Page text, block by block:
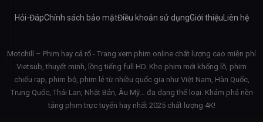
Hỏi-ĐápChính sách bảo mậtĐiều khoản sử dụngGiới thiệu Liên hệ
Motchill – Phim hay cả rổ - Trang xem phim online chất lượng cao miễn phí
Vietsub, thuyết minh, lồng tiếng full HD. Kho phim mới khổng lồ, phim
chiếu rạp, phim bộ, phim lẻ từ nhiều quốc gia như Việt Nam, Hàn Quốc,
Trung Quốc, Thái Lan, Nhật Bản, Âu Mỹ… đa dạng thể loại. Khám phá nền
tảng phim trực tuyến hay nhất 2025 chất lượng 4K!